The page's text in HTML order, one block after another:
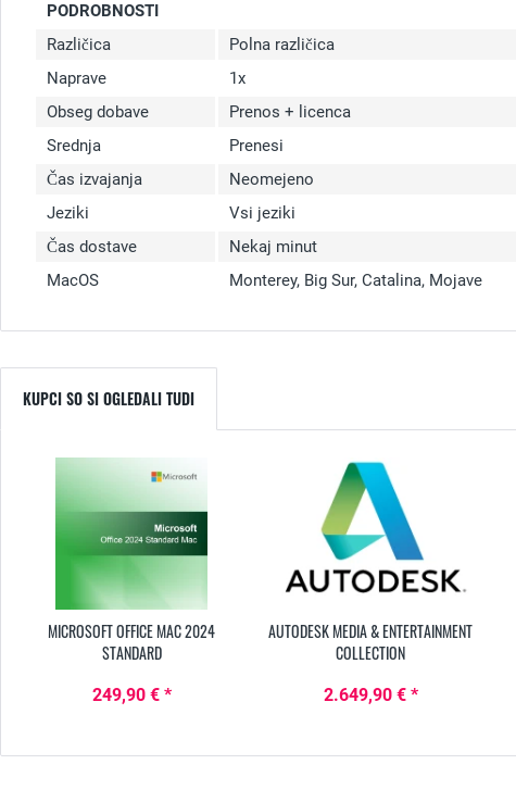
PODROBNOSTI
Različica
Polna različica
Naprave
1x
Obseg dobave
Prenos + licenca
Srednja
Prenesi
Čas izvajanja
Neomejeno
Jeziki
Vsi jeziki
Čas dostave
Nekaj minut
MacOS
Monterey, Big Sur, Catalina, Mojave
KUPCI SO SI OGLEDALI TUDI
MICROSOFT OFFICE MAC 2024
STANDARD
249,90 € *
AUTODESK MEDIA & ENTERTAINMENT
COLLECTION
2.649,90 € *